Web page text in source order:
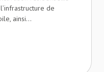
de
ainsi...